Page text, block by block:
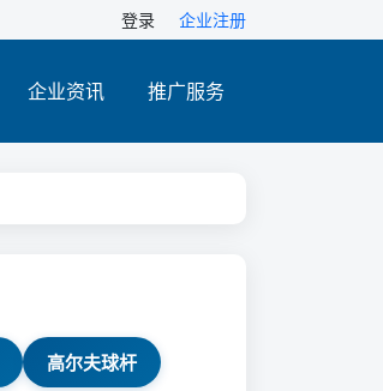
登录 企业注册
企业资讯 推广服务
高尔夫球杆